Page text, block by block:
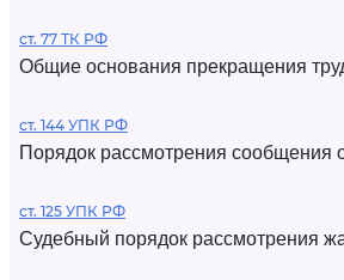
ст. 77 ТК РФ
Общие основания прекращения
ст. 144 УПК РФ
Порядок рассмотрения сообщения
ст. 125 УПК РФ
Судебный порядок рассмотрения